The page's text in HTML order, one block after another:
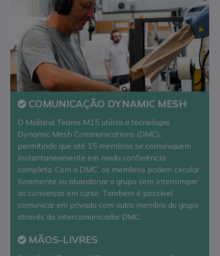
COMUNICAÇÃO DYNAMIC MESH
O Midland Teams M15 utiliza a tecnologia
Dynamic Mesh Communications (DMC),
permitindo que até 15 membros se comuniquem
instantaneamente em modo conferência
completa. Com a DMC, os membros podem circular
livremente ou abandonar o grupo sem interromper
as conversas em curso. Também é possível
comunicar em privado com outro membro do grupo
através do intercomunicador DMC.
MÃOS-LIVRES